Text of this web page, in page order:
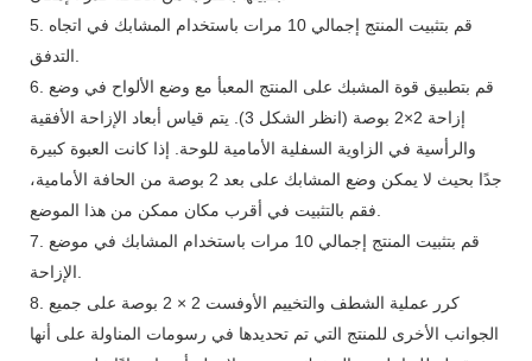
5. قم بتثبيت المنتج إجمالي 10 مرات باستخدام المشابك في اتجاه
6. قم بتطبيق قوة المشبك على المنتج المعبأ مع وضع الألواح في وضع
إزاحة 2×2 بوصة (انظر الشكل 3). يتم قياس أبعاد الإزاحة الأفقية
والرأسية في الزاوية السفلية الأمامية للوحة. إذا كانت العبوة كبيرة
جدًا بحيث لا يمكن وضع المشابك على بعد 2 بوصة من الحافة الأمامية،
7. قم بتثبيت المنتج إجمالي 10 مرات باستخدام المشابك في موضع
8. كرر عملية الشطف والتخييم الأوفست 2 × 2 بوصة على جميع
الجوانب الأخرى للمنتج التي تم تحديدها في رسومات المناولة على أنها